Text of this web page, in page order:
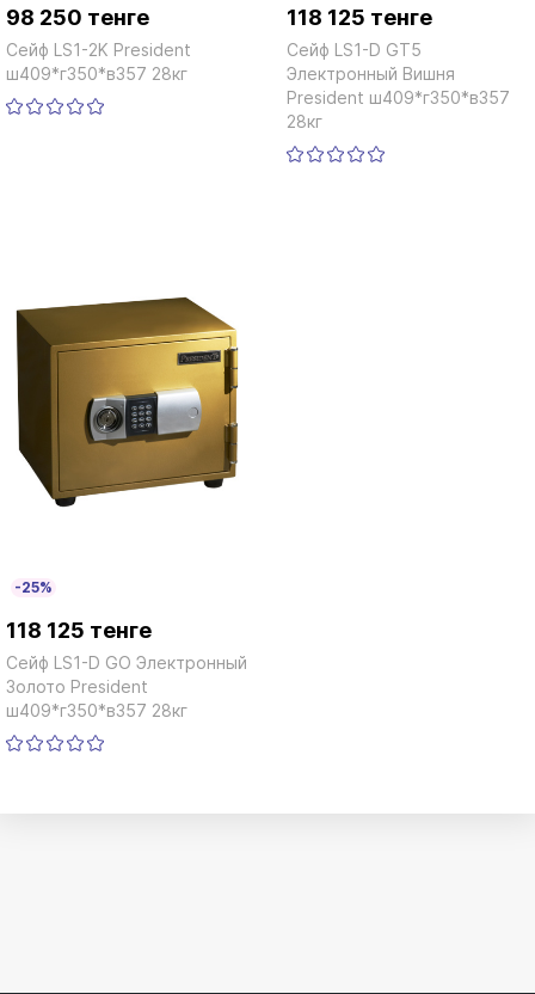
98 250 тенге
Сейф LS1-2K President
ш409*г350*в357 28кг
118 125 тенге
Сейф LS1-D GT5
Электронный Вишня
President ш409*г350*в357
28кг
-25%
118 125 тенге
Сейф LS1-D GO Электронный
Золото President
ш409*г350*в357 28кг